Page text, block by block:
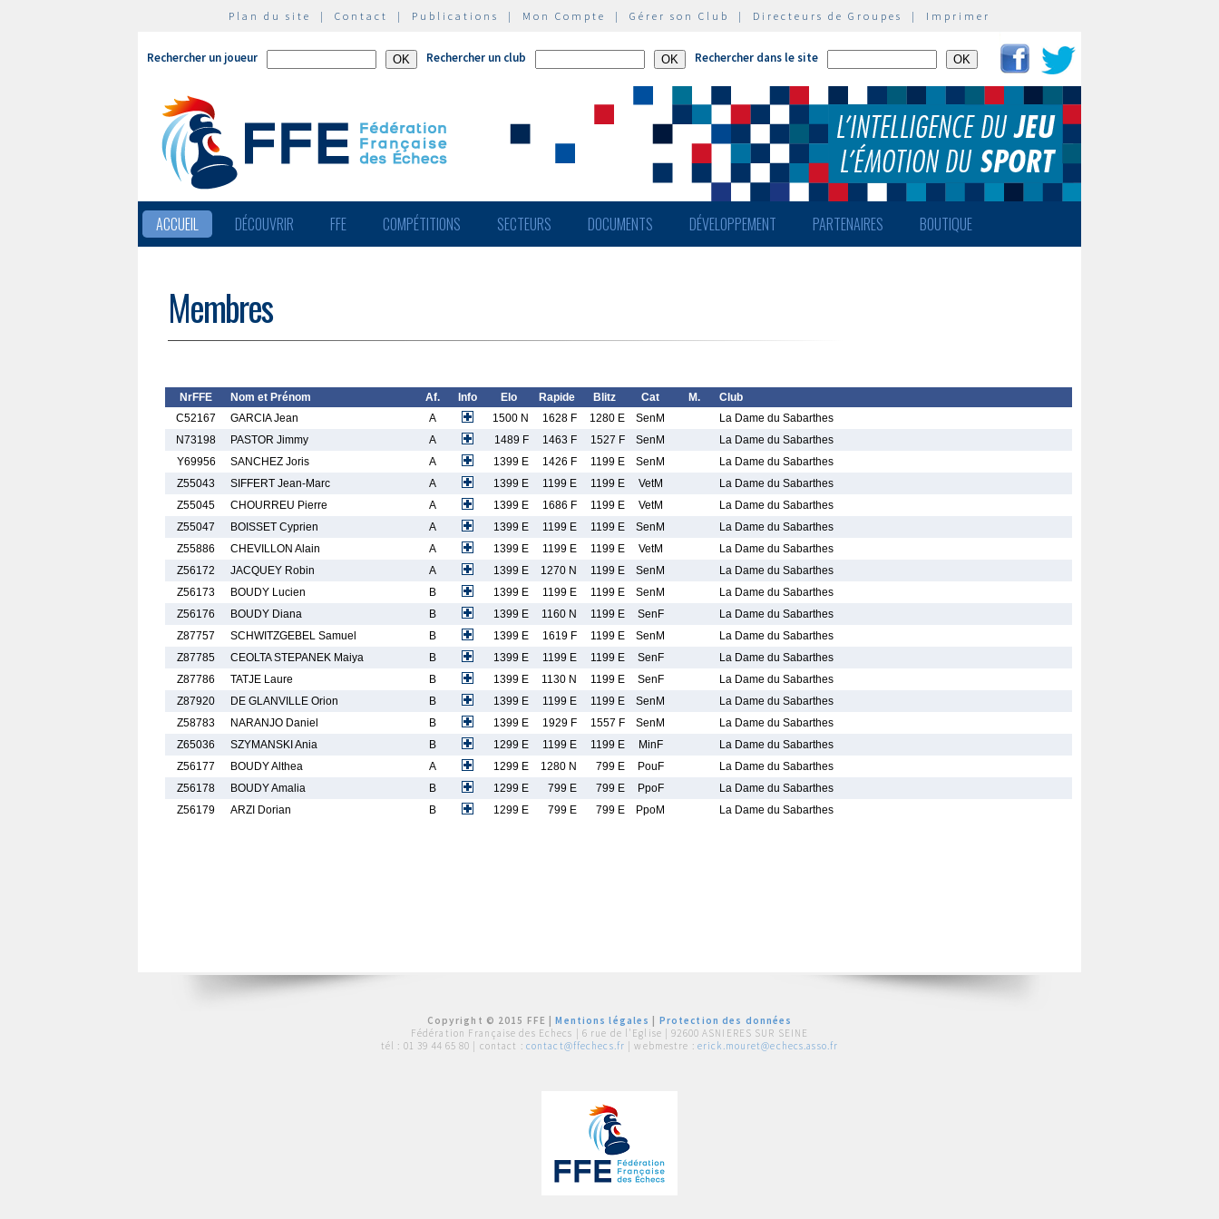
Plan du site | Contact | Publications | Mon Compte | Gérer son Club | Directeurs de Groupes | Imprimer
Rechercher un joueur Rechercher un club Rechercher dans le site
ACCUEIL DÉCOUVRIR FFE COMPÉTITIONS SECTEURS DOCUMENTS DÉVELOPPEMENT PARTENAIRES BOUTIQUE
Membres
NrFFE Nom et Prénom Af. Info Elo Rapide Blitz Cat M.
Club
C52167
GARCIA Jean A 1500 N 1628 F 1280 E SenM
La Dame du Sabarthes
N73198
PASTOR Jimmy A 1489 F 1463 F 1527 F SenM
La Dame du Sabarthes
Y69956
SANCHEZ Joris A 1399 E 1426 F 1199 E SenM
La Dame du Sabarthes
Z55043
SIFFERT Jean-Marc A 1399 E 1199 E 1199 E VetM
La Dame du Sabarthes
Z55045
CHOURREU Pierre A 1399 E 1686 F 1199 E VetM
La Dame du Sabarthes
Z55047
BOISSET Cyprien A 1399 E 1199 E 1199 E SenM
La Dame du Sabarthes
Z55886
CHEVILLON Alain A 1399 E 1199 E 1199 E VetM
La Dame du Sabarthes
Z56172
JACQUEY Robin A 1399 E 1270 N 1199 E SenM
La Dame du Sabarthes
Z56173
BOUDY Lucien B 1399 E 1199 E 1199 E SenM
La Dame du Sabarthes
Z56176
BOUDY Diana B 1399 E 1160 N 1199 E SenF
La Dame du Sabarthes
Z87757
SCHWITZGEBEL Samuel B 1399 E 1619 F 1199 E SenM
La Dame du Sabarthes
Z87785
CEOLTA STEPANEK Maiya B 1399 E 1199 E 1199 E SenF
La Dame du Sabarthes
Z87786
TATJE Laure B 1399 E 1130 N 1199 E SenF
La Dame du Sabarthes
Z87920
DE GLANVILLE Orion B 1399 E 1199 E 1199 E SenM
La Dame du Sabarthes
Z58783
NARANJO Daniel B 1399 E 1929 F 1557 F SenM
La Dame du Sabarthes
Z65036
SZYMANSKI Ania B 1299 E 1199 E 1199 E MinF
La Dame du Sabarthes
Z56177
BOUDY Althea A 1299 E 1280 N 799 E PouF
La Dame du Sabarthes
Z56178
BOUDY Amalia B 1299 E 799 E 799 E PpoF
La Dame du Sabarthes
Z56179
ARZI Dorian B 1299 E 799 E 799 E PpoM La Dame du Sabarthes
Copyright © 2015 FFE |Mentions légales
Protection des données
Fédération Française des Echecs | 6 rue de l'Eglise | 92600 ASNIERES SUR SEINE
tél : 01 39 44 65 80 | contact : contact@ffechecs.fr | webmestre : erick.mouret@echecs.asso.fr